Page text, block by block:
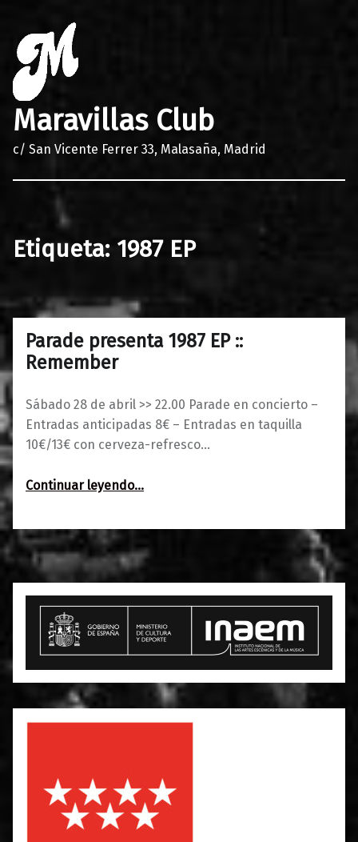
Maravillas Club
c/ San Vicente Ferrer 33, Malasaña, Madrid
Etiqueta: 1987 EP
Parade presenta 1987 EP ::
Remember
Sábado 28 de abril >> 22.00 Parade en concierto –
Entradas anticipadas 8€ – Entradas en taquilla
10€/13€ con cerveza-refresco…
Continuar leyendo…
24/04/2018
0
Maravillas